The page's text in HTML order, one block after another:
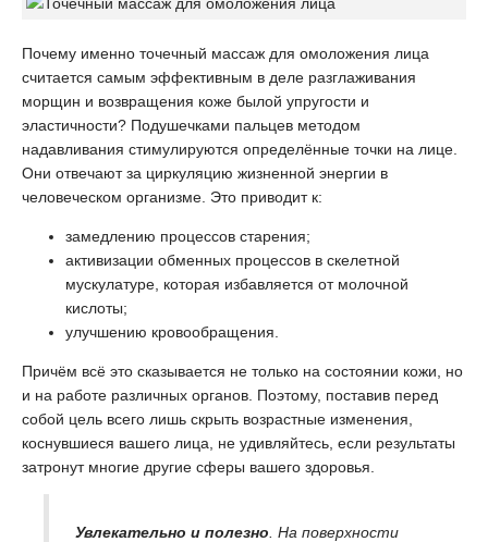
Почему именно точечный массаж для омоложения лица
считается самым эффективным в деле разглаживания
морщин и возвращения коже былой упругости и
эластичности? Подушечками пальцев методом
надавливания стимулируются определённые точки на лице.
Они отвечают за циркуляцию жизненной энергии в
человеческом организме. Это приводит к:
замедлению процессов старения;
активизации обменных процессов в скелетной
мускулатуре, которая избавляется от молочной
кислоты;
улучшению кровообращения.
Причём всё это сказывается не только на состоянии кожи, но
и на работе различных органов. Поэтому, поставив перед
собой цель всего лишь скрыть возрастные изменения,
коснувшиеся вашего лица, не удивляйтесь, если результаты
затронут многие другие сферы вашего здоровья.
Увлекательно и полезно . На поверхности